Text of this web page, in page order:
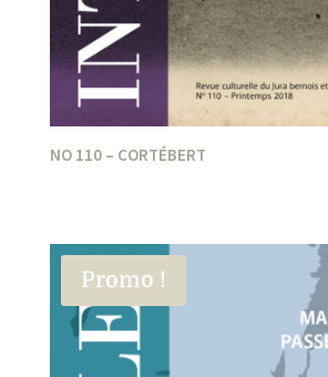
NO 110 – CORTÉBERT
Promo !